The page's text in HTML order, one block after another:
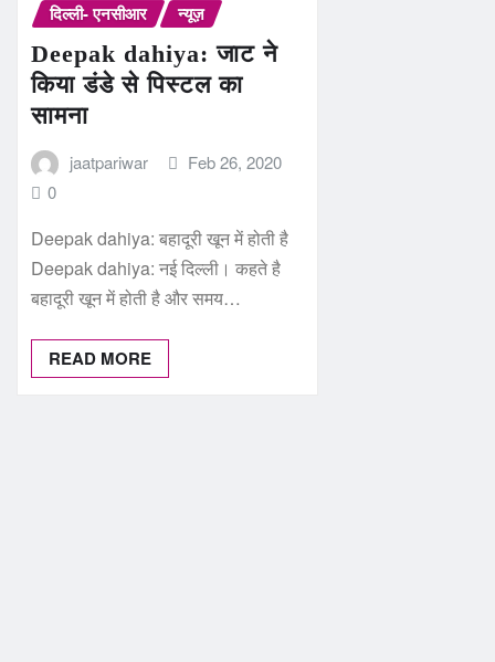
दिल्ली- एनसीआर न्यूज़
Deepak dahiya: जाट ने
किया डंडे से पिस्टल का
सामना
jaatpariwar
Feb 26, 2020
0
Deepak dahiya: बहादूरी खून में होती है
Deepak dahiya: नई दिल्ली। कहते है
बहादूरी खून में होती है और समय…
READ MORE